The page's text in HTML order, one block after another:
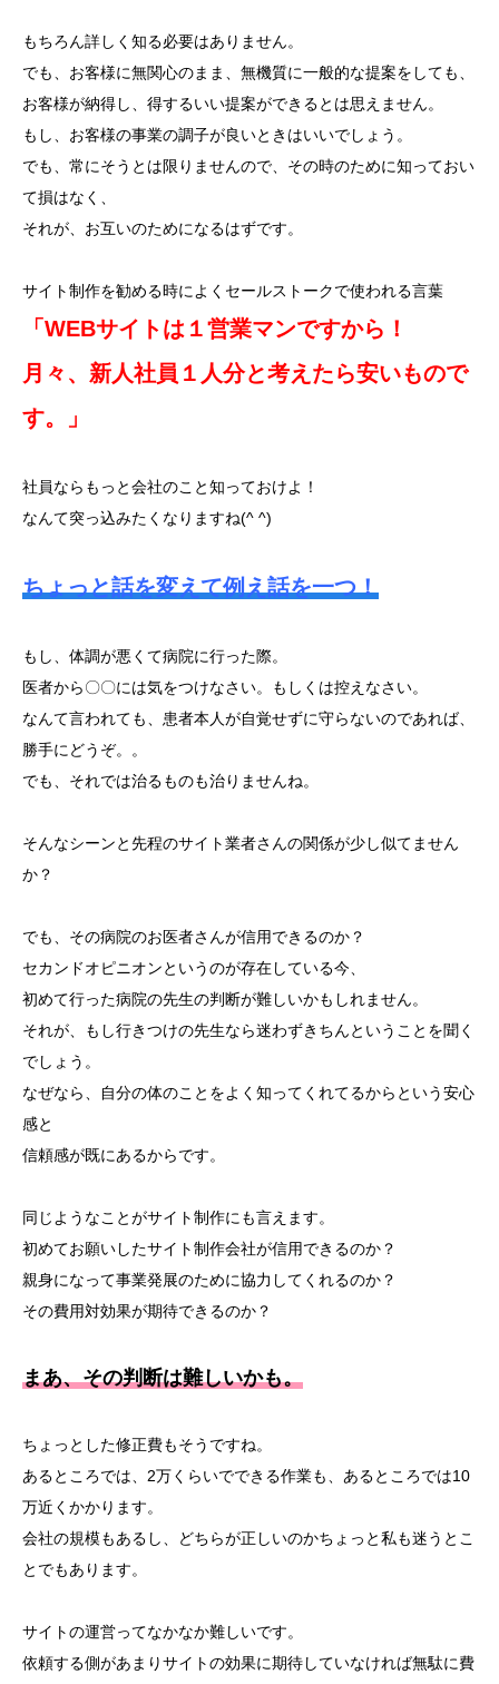
もちろん詳しく知る必要はありません。
でも、お客様に無関心のまま、無機質に一般的な提案をしても、
お客様が納得し、得するいい提案ができるとは思えません。
もし、お客様の事業の調子が良いときはいいでしょう。
でも、常にそうとは限りませんので、その時のために知っておい
て損はなく、
それが、お互いのためになるはずです。
サイト制作を勧める時によくセールストークで使われる言葉
「WEBサイトは１営業マンですから！
月々、新人社員１人分と考えたら安いもので
す。」
社員ならもっと会社のこと知っておけよ！
なんて突っ込みたくなりますね(^ ^)
ちょっと話を変えて例え話を一つ！
もし、体調が悪くて病院に行った際。
医者から〇〇には気をつけなさい。もしくは控えなさい。
なんて言われても、患者本人が自覚せずに守らないのであれば、
勝手にどうぞ。。
でも、それでは治るものも治りませんね。
そんなシーンと先程のサイト業者さんの関係が少し似てません
か？
でも、その病院のお医者さんが信用できるのか？
セカンドオピニオンというのが存在している今、
初めて行った病院の先生の判断が難しいかもしれません。
それが、もし行きつけの先生なら迷わずきちんということを聞く
でしょう。
なぜなら、自分の体のことをよく知ってくれてるからという安心
感と
信頼感が既にあるからです。
同じようなことがサイト制作にも言えます。
初めてお願いしたサイト制作会社が信用できるのか？
親身になって事業発展のために協力してくれるのか？
その費用対効果が期待できるのか？
まあ、その判断は難しいかも。
ちょっとした修正費もそうですね。
あるところでは、2万くらいでできる作業も、あるところでは10
万近くかかります。
会社の規模もあるし、どちらが正しいのかちょっと私も迷うとこ
とでもあります。
サイトの運営ってなかなか難しいです。
依頼する側があまりサイトの効果に期待していなければ無駄に費